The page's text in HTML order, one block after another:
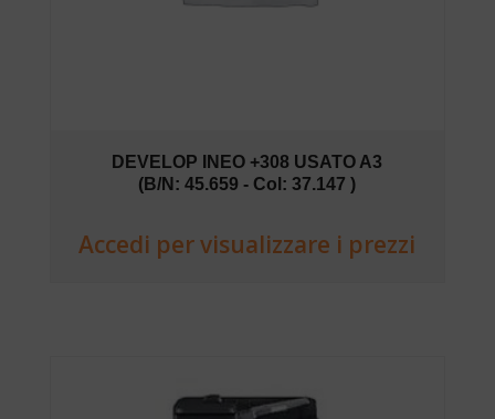
DEVELOP INEO +308 USATO A3
(B/N: 45.659 - Col: 37.147 )
Accedi per visualizzare i prezzi